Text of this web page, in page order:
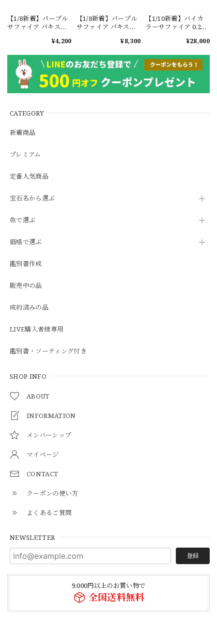
CATEGORY
新着商品
プレミアム
定番人気商品
宝石名から選ぶ
色で選ぶ
価格で選ぶ
鑑別書作成
販売中の品
成約済みの品
LIVE購入者様専用
鑑別書・ソーティング付き
SHOP INFO
ABOUT
INFORMATION
メンバーシップ
マイページ
CONTACT
クーポンの使い方
よくあるご質問
NEWSLETTER
登録
9,000円以上のお買い物で
全国送料無料
【1/8新着】パープル
サファイア パキスタ
産 0.4ct #ML820¥4,200
【1/8新着】パープル
サファイア パキスタ
産 0.85ct #ML827¥8,300
【1/10新着】バイカ
ラーサファイア 0.29ct
¥28,000